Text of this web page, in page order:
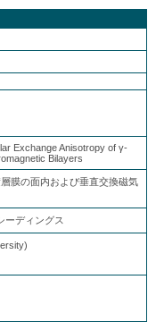
Exchange Anisotropy of γ-
Bilayers
膜の面内および垂直交換磁気
ーディングス